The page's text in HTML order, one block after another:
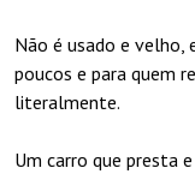
Não é usado e velho,
poucos e para quem
literalmente.
Um carro que presta